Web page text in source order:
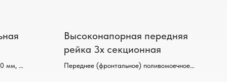
мм,
Высоконапорная передняя
рейка 3х секционная
Переднее (фронтальное) поливомоечное